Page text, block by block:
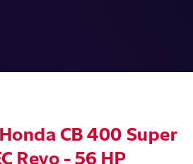
CB 400 Super
Revo - 56 HP